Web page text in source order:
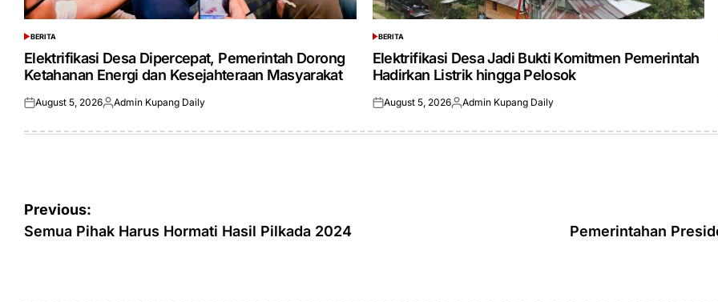
POSTED
IN
BERITA
Elektrifikasi Desa Dipercepat, Pemerintah Dorong
Ketahanan Energi dan Kesejahteraan Masyarakat
Posted
August 5, 2026Posted
Admin Kupang Daily
POSTED
IN
BERITA
Elektrifikasi Desa Jadi Bukti Komitmen Pemerintah
Hadirkan Listrik hingga Pelosok
Posted
August 5, 2026Posted
Admin Kupang Daily
Post
navigation
Previous:
Semua Pihak Harus Hormati Hasil Pilkada 2024
Pemerintahan